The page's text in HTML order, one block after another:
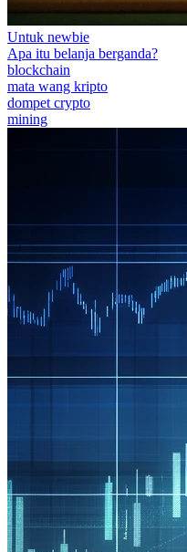
Untuk newbie
Apa itu belanja berganda?
blockchain
mata wang kripto
dompet crypto
mining